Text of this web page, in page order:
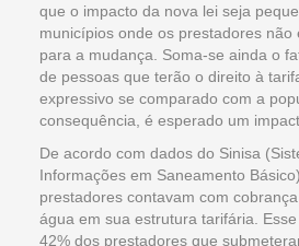
que o impacto da nova lei seja
municípios onde os prestadores não
para a mudança. Soma-se ainda o
de pessoas que terão o direito à
expressivo se comparado com a
consequência, é esperado um
De acordo com dados do Sinisa
Informações em Saneamento
prestadores contavam com
água em sua estrutura tarifária.
42% dos prestadores que